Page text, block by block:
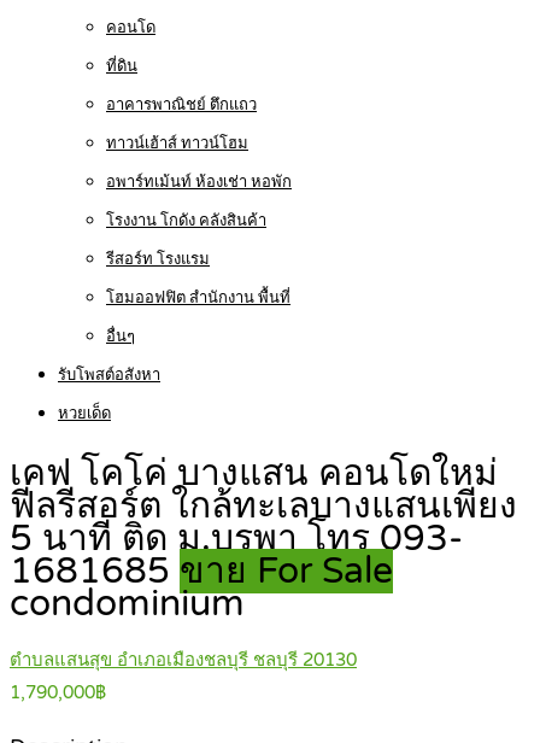
คอนโด
ที่ดิน
อาคารพาณิชย์ ตึกแถว
ทาวน์เฮ้าส์ ทาวน์โฮม
อพาร์ทเม้นท์ ห้องเช่า หอพัก
โรงงาน โกดัง คลังสินค้า
รีสอร์ท โรงแรม
โฮมออฟฟิต สำนักงาน พื้นที่
อื่นๆ
รับโพสต์อสังหา
หวยเด็ด
เคฟ โคโค่ บางแสน คอนโดใหม่
ฟีลรีสอร์ต ใกล้ทะเลบางแสนเพียง
5 นาที ติด ม.บูรพา โทร 093-
1681685 ขาย For Sale
condominium
ตำบลแสนสุข อำเภอเมืองชลบุรี ชลบุรี 20130
1,790,000฿